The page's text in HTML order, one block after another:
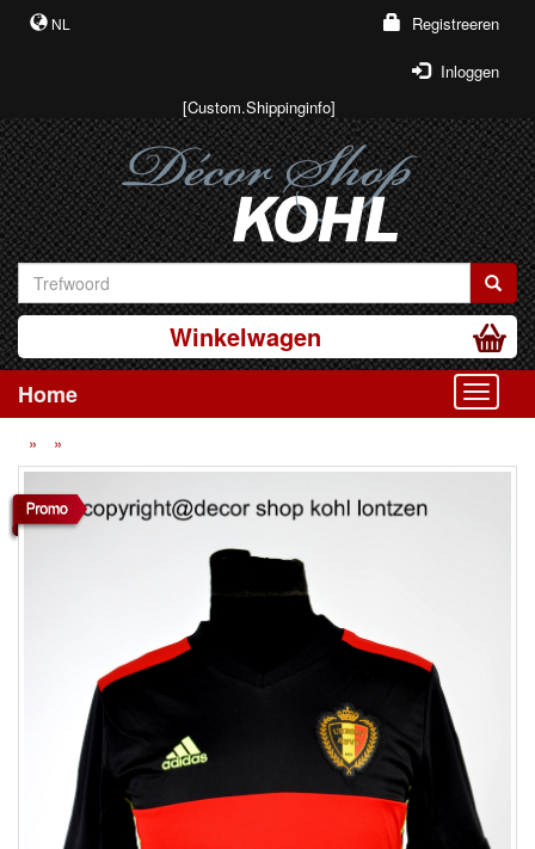
NL Registreeren
Inloggen
[Custom.Shippinginfo]
Winkelwagen
Home